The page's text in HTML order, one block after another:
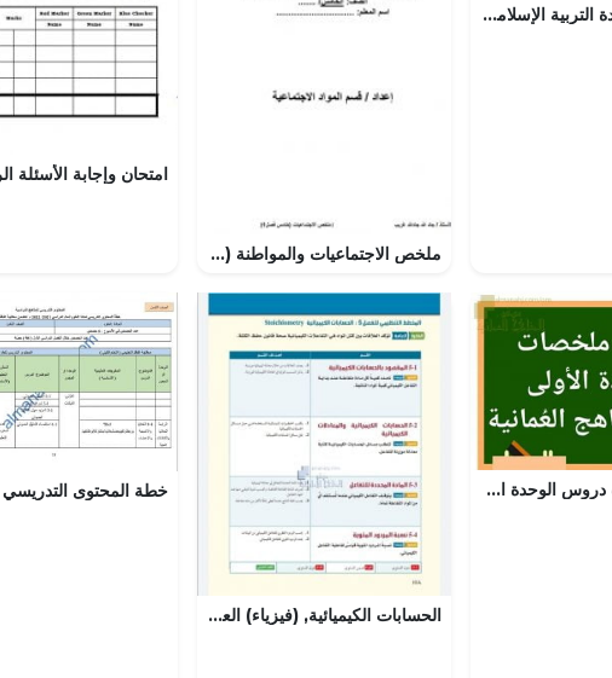
شرح لدرس مادة التربية الإسلامية السيدة عائشة أم المؤمنين رضي الله عنها الوحدة السادسة :من مدرسة النبوة (تربية اسلامية) الثاني عشر
ملخص الاجتماعيات والمواطنة (تربية للمواطنة) الأول
تجميع ملخصات دروس الوحدة الأولى (تربية اسلامية) الخامس
الحسابات الكيميائية, (فيزياء) العاشر المتقدم